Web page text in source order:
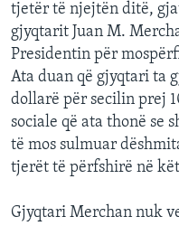
tjetër të njejtën ditë,
gjyqtarit Juan M.
Presidentin për
Ata duan që gjyqtari ta
dollarë për secilin prej
sociale që ata thonë se
të mos sulmuar
tjerët të përfshirë në
Gjyqtari Merchan nuk